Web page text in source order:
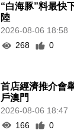
“白海豚”料最快
陸
2026-08-06 18:58
268
0
首店經濟推介會
戶澳門
2026-08-06 18:47
166
0